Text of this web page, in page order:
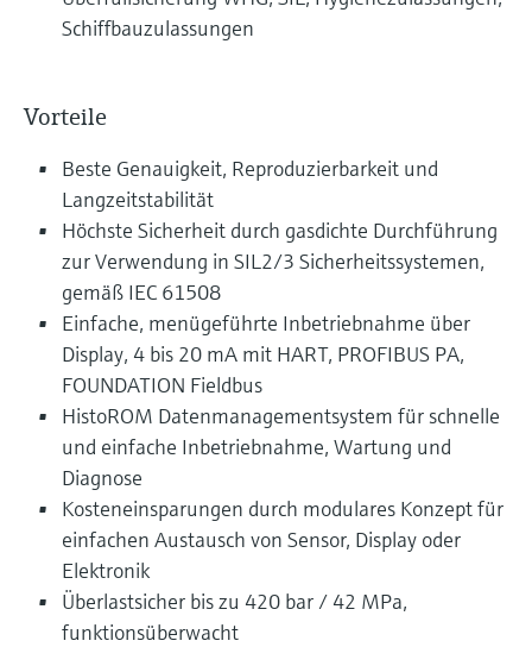
Schiffbauzulassungen
Vorteile
Beste Genauigkeit, Reproduzierbarkeit und
Langzeitstabilität
Höchste Sicherheit durch gasdichte Durchführung
zur Verwendung in SIL2/3 Sicherheitssystemen,
gemäß IEC 61508
Einfache, menügeführte Inbetriebnahme über
Display, 4 bis 20 mA mit HART, PROFIBUS PA,
FOUNDATION Fieldbus
HistoROM Datenmanagementsystem für schnelle
und einfache Inbetriebnahme, Wartung und
Diagnose
Kosteneinsparungen durch modulares Konzept für
einfachen Austausch von Sensor, Display oder
Elektronik
Überlastsicher bis zu 420 bar / 42 MPa,
funktionsüberwacht